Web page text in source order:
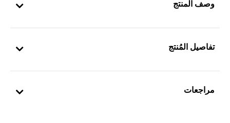
وصف المنتج
تفاصيل المُنتج
مراجعات